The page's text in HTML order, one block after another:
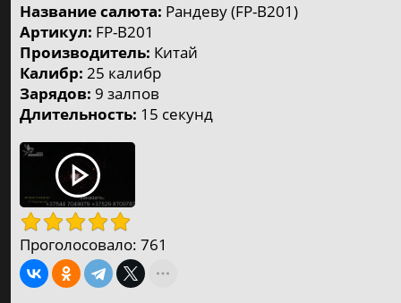
Мегабольшие салюты
⚡️ от 430р. до 2600р.
Петарды, шутихи
⚡️ от 3р. до 50р.
Фестивальные шары
⚡️ от 50р. до 90р.
Фонтаны
⚡️ от 5р. до 100р.
Ракеты, римские свечи, базуки
Название салюта: Рандеву (FP-B201)
Артикул: FP-B201
Производитель: Китай
Калибр: 25 калибр
Зарядов: 9 залпов
Длительность: 15 секунд
Проголосовало: 761